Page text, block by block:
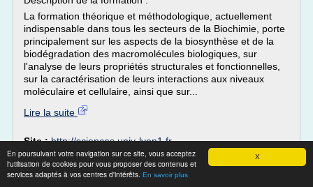
X
En poursuivant votre navigation sur ce site, vous acceptez
l'utilisation de cookies pour vous proposer des contenus et
services adaptés à vos centres d'intérêts. En savoir plus
La formation théorique et méthodologique, actuellement
indispensable dans tous les secteurs de la Biochimie, porte
principalement sur les aspects de la biosynthèse et de la
biodégradation des macromolécules biologiques, sur
l'analyse de leurs propriétés structurales et fonctionnelles,
sur la caractérisation de leurs interactions aux niveaux
moléculaire et cellulaire, ainsi que sur...
Lire la suite
Site :http://sciences.univ-lyon1.fr
Thèmes liés :chimie biochimie et biologie moleculaire
chimie biochimie biologie cellulaire/laboratoire d
application de la chimie a l environnement